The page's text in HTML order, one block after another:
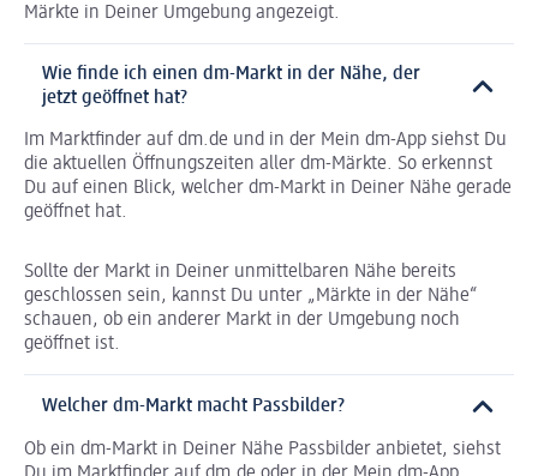
Märkte in Deiner Umgebung angezeigt.
Wie finde ich einen dm-Markt in der Nähe, der
jetzt geöffnet hat?
Im Marktfinder auf dm.de und in der Mein dm-App siehst Du
die aktuellen Öffnungszeiten aller dm-Märkte. So erkennst
Du auf einen Blick, welcher dm-Markt in Deiner Nähe gerade
geöffnet hat.
Sollte der Markt in Deiner unmittelbaren Nähe bereits
geschlossen sein, kannst Du unter „Märkte in der Nähe“
schauen, ob ein anderer Markt in der Umgebung noch
geöffnet ist.
Welcher dm-Markt macht Passbilder?
Ob ein dm-Markt in Deiner Nähe Passbilder anbietet, siehst